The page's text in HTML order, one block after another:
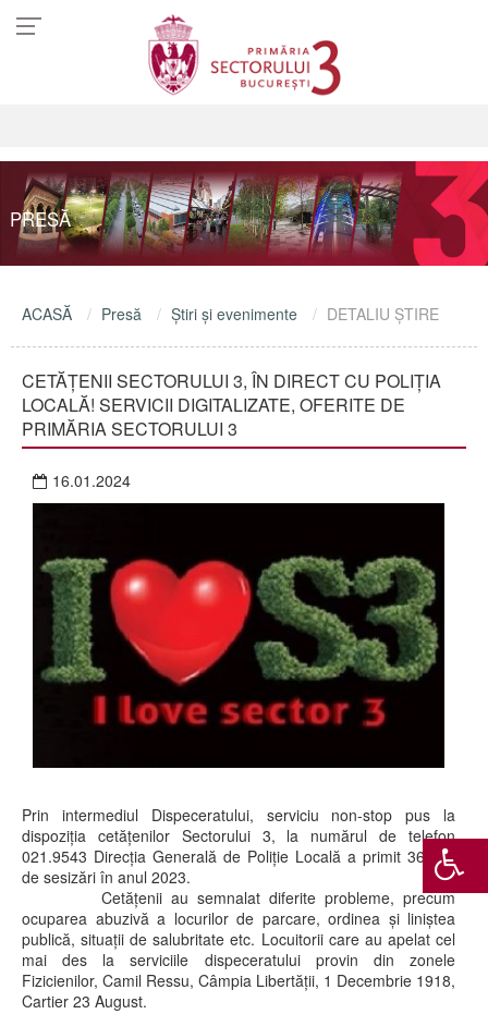
PRESĂ
ACASĂ Presă Ştiri şi evenimente DETALIU ŞTIRE
CETĂŢENII SECTORULUI 3, ÎN DIRECT CU POLIȚIA
LOCALĂ! SERVICII DIGITALIZATE, OFERITE DE
PRIMĂRIA SECTORULUI 3
16.01.2024
Prin intermediul Dispeceratului, serviciu non-stop pus la
dispoziția cetățenilor Sectorului 3, la numărul de telefon
021.9543 Direcția Generală de Poliție Locală a primit 36.662
de sesizări în anul 2023.
Cetăţenii au semnalat diferite probleme, precum
ocuparea abuzivă a locurilor de parcare, ordinea și liniștea
publică, situații de salubritate etc. Locuitorii care au apelat cel
mai des la serviciile dispeceratului provin din zonele
Fizicienilor, Camil Ressu, Câmpia Libertății, 1 Decembrie 1918,
Cartier 23 August.